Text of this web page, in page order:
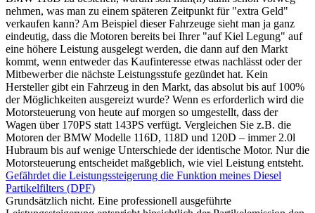
nehmen, was man zu einem späteren Zeitpunkt für "extra Geld"
verkaufen kann? Am Beispiel dieser Fahrzeuge sieht man ja ganz
eindeutig, dass die Motoren bereits bei Ihrer "auf Kiel Legung" auf
eine höhere Leistung ausgelegt werden, die dann auf den Markt
kommt, wenn entweder das Kaufinteresse etwas nachlässt oder der
Mitbewerber die nächste Leistungsstufe gezündet hat. Kein
Hersteller gibt ein Fahrzeug in den Markt, das absolut bis auf 100%
der Möglichkeiten ausgereizt wurde? Wenn es erforderlich wird die
Motorsteuerung von heute auf morgen so umgestellt, dass der
Wagen über 170PS statt 143PS verfügt. Vergleichen Sie z.B. die
Motoren der BMW Modelle 116D, 118D und 120D – immer 2.0l
Hubraum bis auf wenige Unterschiede der identische Motor. Nur die
Motorsteuerung entscheidet maßgeblich, wie viel Leistung entsteht.
Gefährdet die Leistungssteigerung die Funktion meines Diesel
Partikelfilters (DPF)
Grundsätzlich nicht. Eine professionell ausgeführte